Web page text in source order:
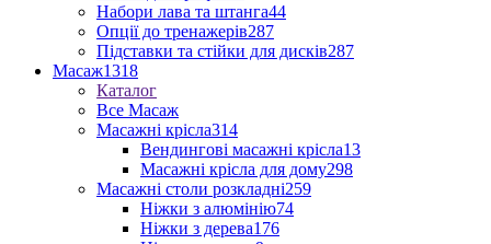
Набори лава та штанга44
Опції до тренажерів287
Підставки та стійки для дисків287
Масаж1318
Каталог
Все Масаж
Масажні крісла314
Вендингові масажні крісла13
Масажні крісла для дому298
Масажні столи розкладні259
Ніжки з алюмінію74
Ніжки з дерева176